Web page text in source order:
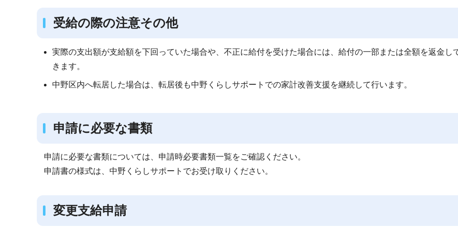
受給の際の注意その他
実際の支出額が支給額を下回っていた場合や、不正に給付を受けた場合には、給付の一部または全額を返金し
きます。
中野区内へ転居した場合は、転居後も中野くらしサポートでの家計改善支援を継続して行います。
申請に必要な書類
申請に必要な書類については、申請時必要書類一覧をご確認ください。
申請書の様式は、中野くらしサポートでお受け取りください。
変更支給申請